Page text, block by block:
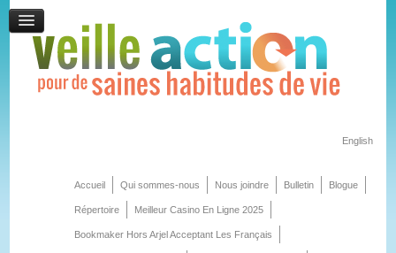
English
Accueil Qui sommes-nous Nous joindre Bulletin Blogue
Répertoire Meilleur Casino En Ligne 2025
Bookmaker Hors Arjel Acceptant Les Français